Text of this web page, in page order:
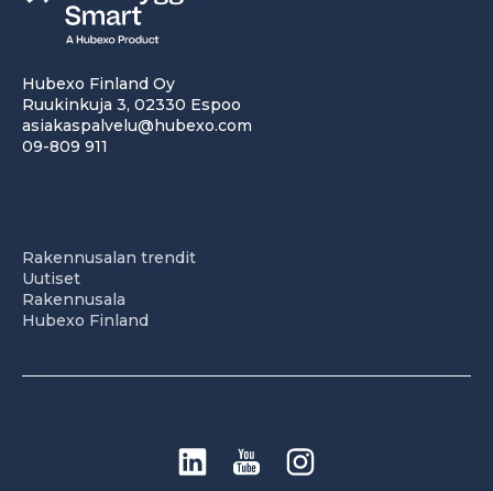
Hubexo Finland Oy
Ruukinkuja 3, 02330 Espoo
asiakaspalvelu@hubexo.com
09-809 911
Rakennusalan trendit
Uutiset
Rakennusala
Hubexo Finland